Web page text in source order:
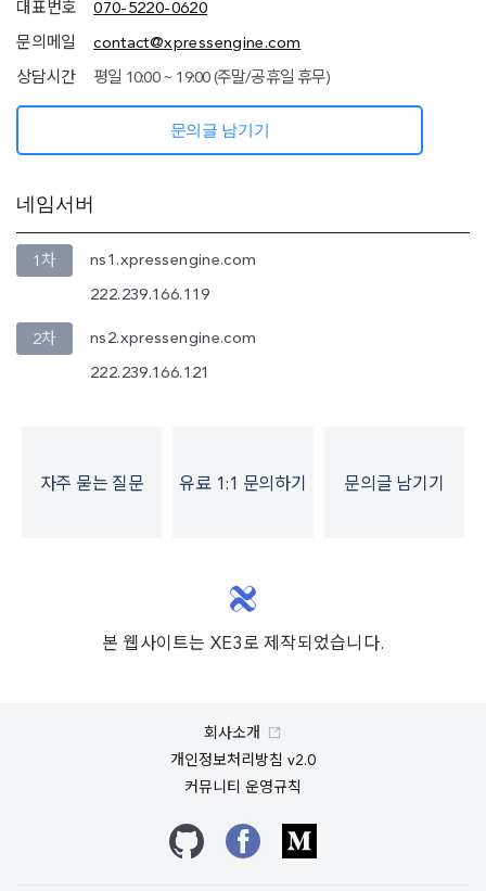
네임서버
정보)
대표번호 070-5220-0620
문의메일 contact@xpressengine.com
상담시간 평일 10:00 ~ 19:00 (주말/공휴일 휴무)
문의글 남기기
네임서버
1차 ns1.xpressengine.com
222.239.166.119
2차 ns2.xpressengine.com
222.239.166.121
자주 묻는 질문 유료 1:1 문의하기 문의글 남기기
본 웹사이트는 XE3로 제작되었습니다.
회사소개
개인정보처리방침 v2.0
커뮤니티 운영규칙
깃허브 페이스북 미디엄